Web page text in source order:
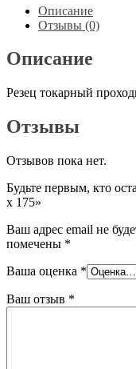
х
175
Описание
Отзывы (0)
Описание
Резец токарный
Отзывы
Отзывов пока нет.
Будьте первым, кто
х 175»
Ваш адрес email не
помечены *
Ваша оценка *
Ваш отзыв *